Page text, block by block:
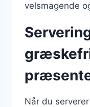
velsmagende
Når du